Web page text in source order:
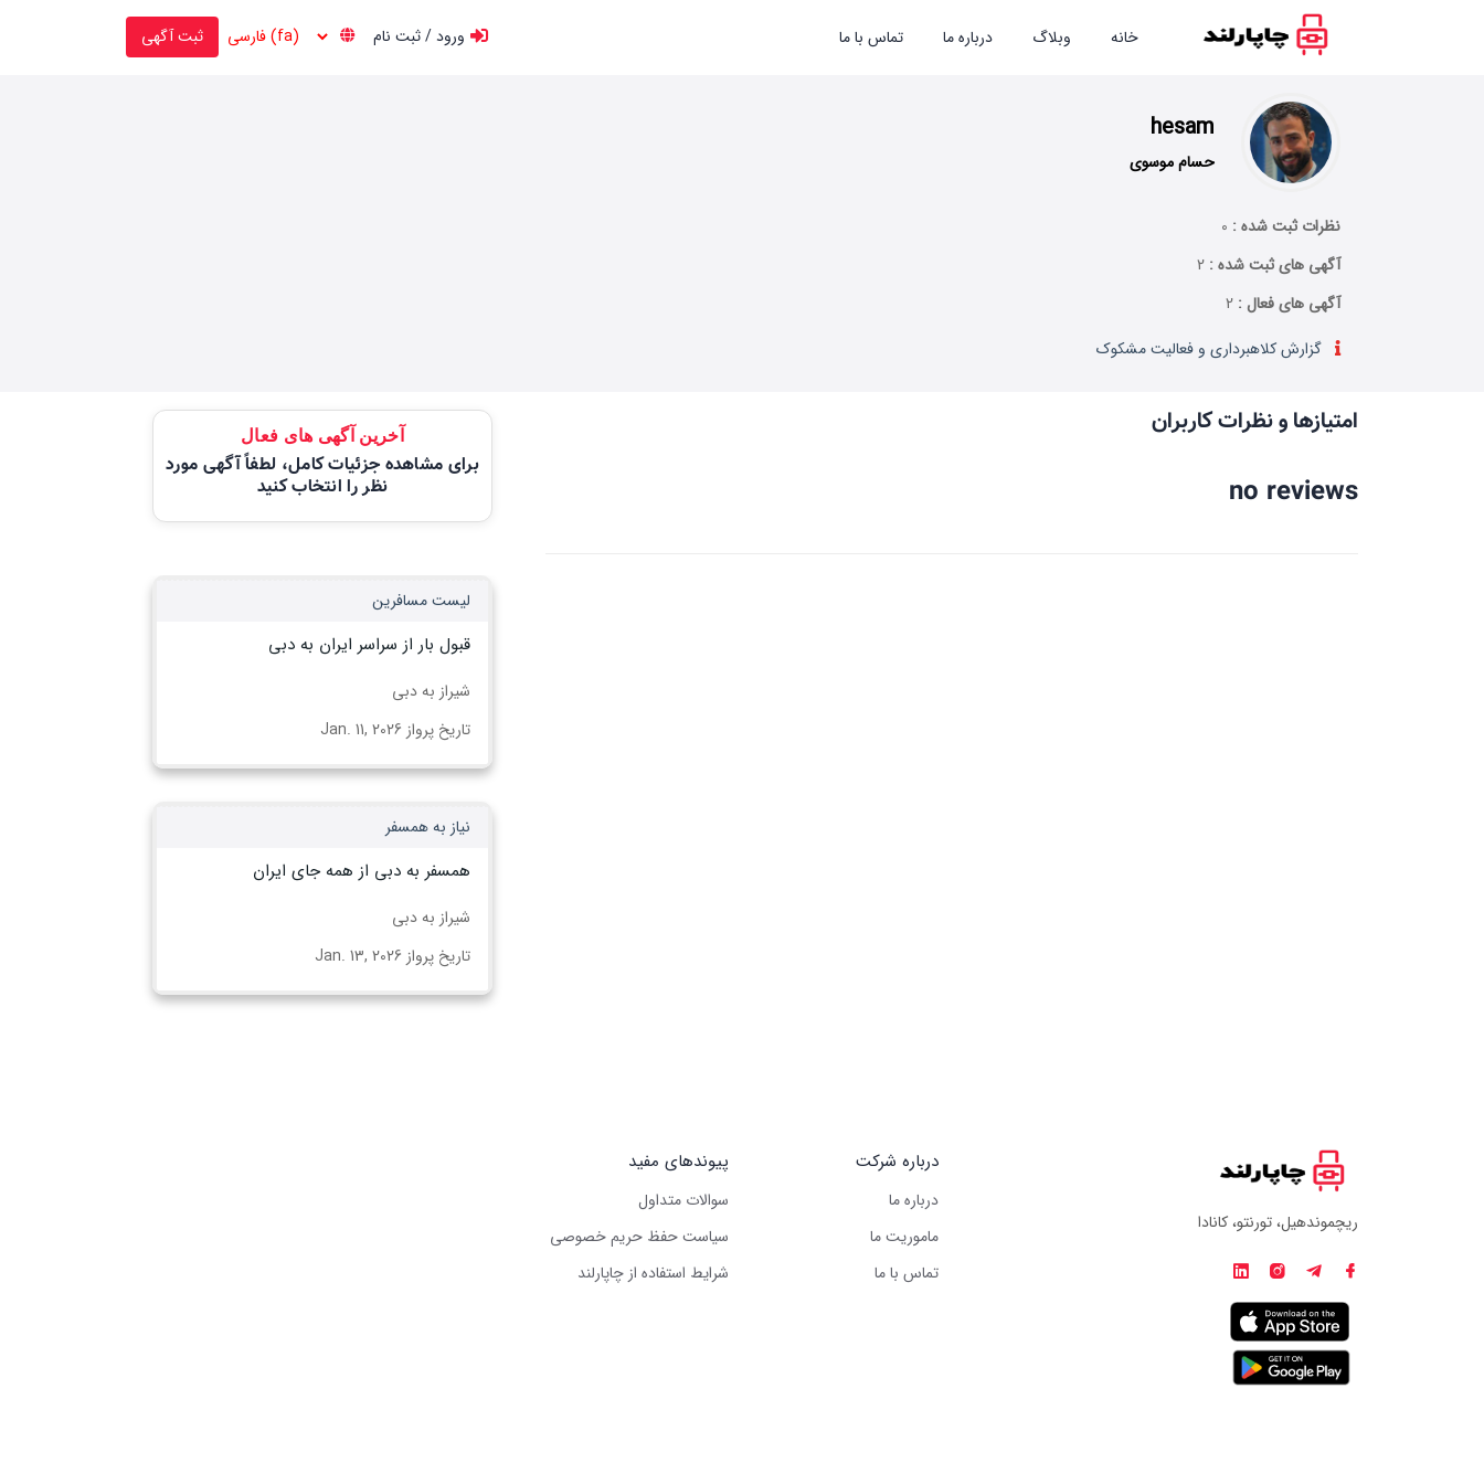
خانه وبلاگ درباره ما تماس با ما ورود / ثبت نام ثبت آگهی
hesam
حسام موسوی
نظرات ثبت شده : 0
آگهی های ثبت شده : 2
آگهی های فعال : 2
گزارش کلاهبرداری و فعالیت مشکوک
امتیازها و نظرات کاربران
no reviews
آخرین آگهی های فعال
برای مشاهده جزئیات کامل، لطفاً آگهی مورد
نظر را انتخاب کنید
لیست مسافرین
قبول بار از سراسر ایران به دبی
شیراز به دبی
تاریخ پرواز Jan. 11, 2026
نیاز به همسفر
همسفر به دبی از همه جای ایران
شیراز به دبی
تاریخ پرواز Jan. 13, 2026
ریچموندهیل، تورنتو، کانادا
درباره شرکت
درباره ما
ماموریت ما
تماس با ما
پیوندهای مفید
سوالات متداول
سیاست حفظ حریم خصوصی
شرایط استفاده از چاپارلند